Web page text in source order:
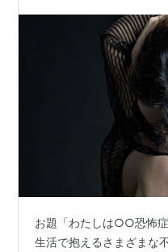
お題「わたしは○○恐怖
生活で抱えるさまざまな